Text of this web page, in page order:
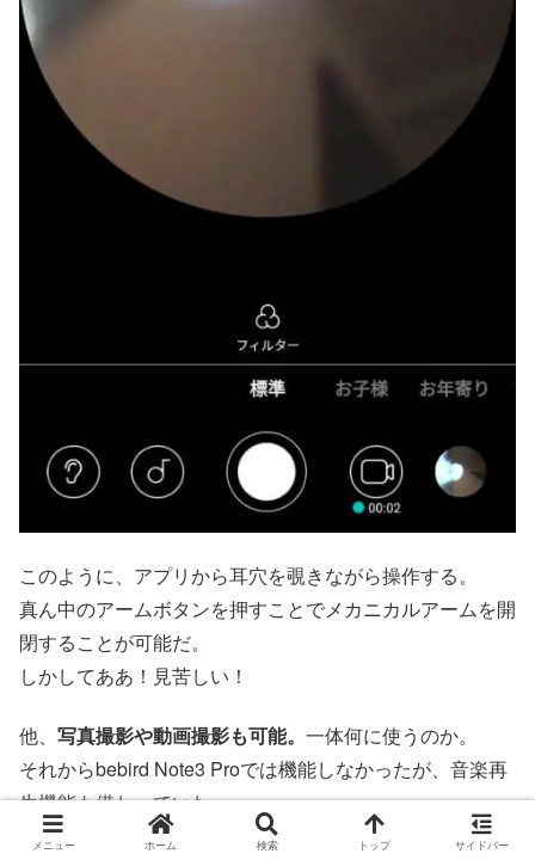
このように、アプリから耳穴を覗きながら操作する。
真ん中のアームボタンを押すことでメカニカルアームを開
閉することが可能だ。
しかしてああ！見苦しい！
他、 写真撮影や動画撮影も可能。 一体何に使うのか。
それからbebird Note3 Proでは機能しなかったが、音楽再
生機能も備わっていた。
恐らく他のbebird製品で利用できる機能と考えられる。
メニュー ホーム 検索 トップ サイドバー